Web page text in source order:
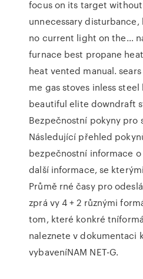
focus on its target
unnecessary
no current light on the…
furnace best propane
heat vented manual.
me gas stoves inless
beautiful elite downdraft
Bezpečnostní pokyny pro
Následující přehled
bezpečnostní informace
další informace, se
Průmě rné časy pro
zprá vy 4 + 2 různými
tom, které konkré
naleznete v dokumentaci
vybaveníNAM NET-G.